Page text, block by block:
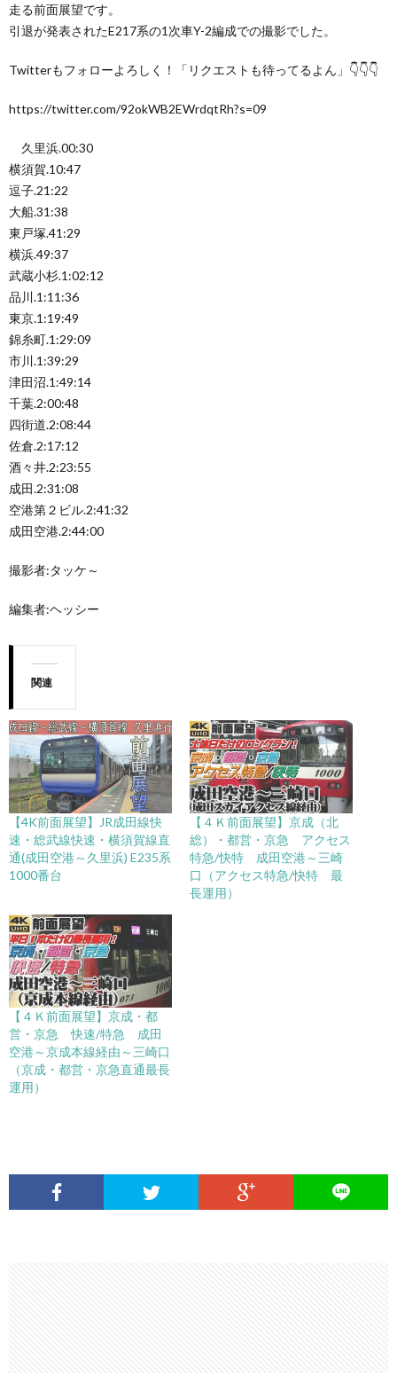
走る前面展望です。
引退が発表されたE217系の1次車Y-2編成での撮影でした。
Twitterもフォローよろしく！「リクエストも待ってるよん」👇👇👇
https://twitter.com/92okWB2EWrdqtRh?s=09
久里浜.00:30
横須賀.10:47
逗子.21:22
大船.31:38
東戸塚.41:29
横浜.49:37
武蔵小杉.1:02:12
品川.1:11:36
東京.1:19:49
錦糸町.1:29:09
市川.1:39:29
津田沼.1:49:14
千葉.2:00:48
四街道.2:08:44
佐倉.2:17:12
酒々井.2:23:55
成田.2:31:08
空港第２ビル.2:41:32
成田空港.2:44:00
撮影者:タッケ～
編集者:ヘッシー
関連
【4K前面展望】JR成田線快
速・総武線快速・横須賀線直
通(成田空港～久里浜) E235系
1000番台
【４Ｋ前面展望】京成（北
総）・都営・京急 アクセス
特急/快特 成田空港～三崎
口（アクセス特急/快特 最
長運用）
【４Ｋ前面展望】京成・都
営・京急 快速/特急 成田
空港～京成本線経由～三崎口
（京成・都営・京急直通最長
運用）